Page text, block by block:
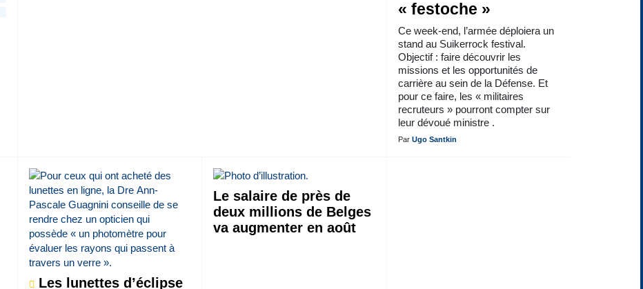
« festoche »
Ce week-end, l’armée déploiera un
stand au Suikerrock festival.
Objectif : faire découvrir les
missions et les opportunités de
carrière au sein de la Défense. Et
pour ce faire, les « militaires
recruteurs » pourront compter sur
leur dévoué ministre .
Par Ugo Santkin
Les lunettes d’éclipse
Le salaire de près de
deux millions de Belges
va augmenter en août